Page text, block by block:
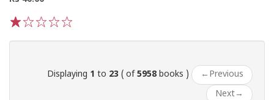
Displaying 1 to 23 ( of 5958 books ) ← Previous
Next→